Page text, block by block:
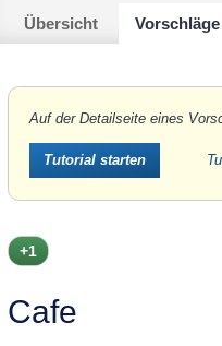
Übersicht Vorschläge
Auf der Detailseite eines
Tutorial starten
+1
Cafe